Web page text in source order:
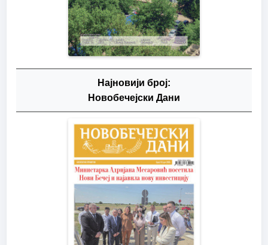
Најновији број:
Новобечејски Дани